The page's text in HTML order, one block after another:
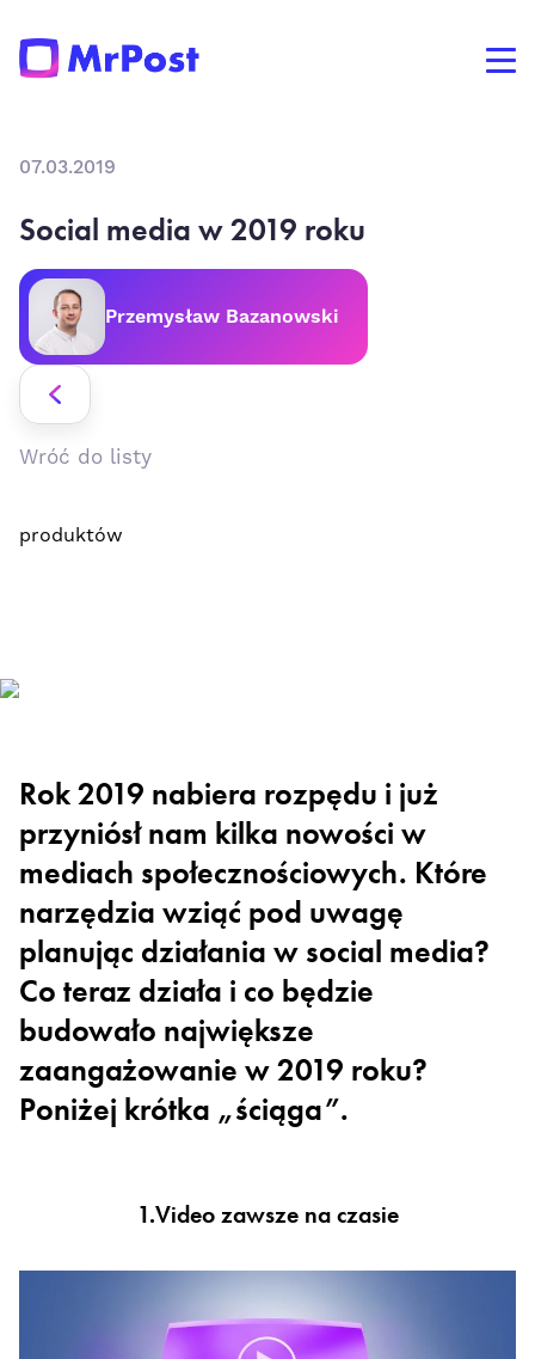
Wróć do listy
produktów
07.03.2019
Social media w 2019 roku
Przemysław Bazanowski
Rok 2019 nabiera rozpędu i już
przyniósł nam kilka nowości w
mediach społecznościowych. Które
narzędzia wziąć pod uwagę
planując działania w social media?
Co teraz działa i co będzie
budowało największe
zaangażowanie w 2019 roku?
Poniżej krótka „ściąga”.
1.Video zawsze na czasie